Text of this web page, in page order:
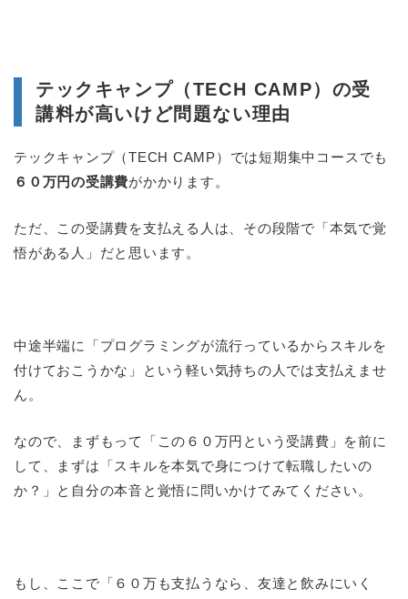
テックキャンプ（TECH CAMP）の受
講料が高いけど問題ない理由
テックキャンプ（TECH CAMP）では短期集中コースでも
６０万円の受講費がかかります。
ただ、この受講費を支払える人は、その段階で「本気で覚
悟がある人」だと思います。
中途半端に「プログラミングが流行っているからスキルを
付けておこうかな」という軽い気持ちの人では支払えませ
ん。
なので、まずもって「この６０万円という受講費」を前に
して、まずは「スキルを本気で身につけて転職したいの
か？」と自分の本音と覚悟に問いかけてみてください。
もし、ここで「６０万も支払うなら、友達と飲みにいく